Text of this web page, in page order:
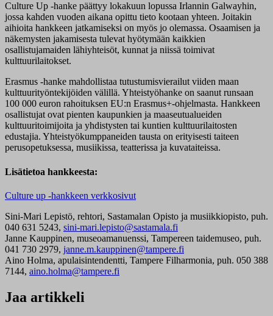
Culture Up -hanke päättyy lokakuun lopussa Irlannin Galwayhin,
jossa kahden vuoden aikana opittu tieto kootaan yhteen. Joitakin
aihioita hankkeen jatkamiseksi on myös jo olemassa. Osaamisen ja
näkemysten jakamisesta tulevat hyötymään kaikkien
osallistujamaiden lähiyhteisöt, kunnat ja niissä toimivat
kulttuurilaitokset.
Erasmus -hanke mahdollistaa tutustumisvierailut viiden maan
kulttuurityöntekijöiden välillä. Yhteistyöhanke on saanut runsaan
100 000 euron rahoituksen EU:n Erasmus+-ohjelmasta. Hankkeen
osallistujat ovat pienten kaupunkien ja maaseutualueiden
kulttuuritoimijoita ja yhdistysten tai kuntien kulttuurilaitosten
edustajia. Yhteistyökumppaneiden tausta on erityisesti taiteen
perusopetuksessa, musiikissa, teatterissa ja kuvataiteissa.
Lisätietoa hankkeesta:
Culture up -hankkeen verkkosivut
Sini-Mari Lepistö, rehtori, Sastamalan Opisto ja musiikkiopisto, puh.
040 631 5243, sini-mari.lepisto@sastamala.fi
Janne Kauppinen, museoamanuenssi, Tampereen taidemuseo, puh.
041 730 2979, janne.m.kauppinen@tampere.fi
Aino Holma, apulaisintendentti, Tampere Filharmonia, puh. 050 388
7144, aino.holma@tampere.fi
Jaa artikkeli